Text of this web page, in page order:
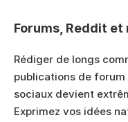
Forums, Reddit
Rédiger de longs
publications de
sociaux devient
Exprimez vos idées